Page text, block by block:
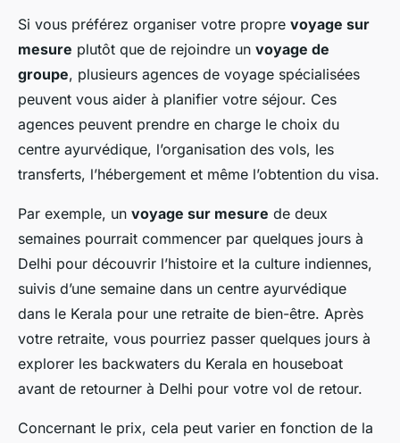
Si vous préférez organiser votre propre voyage sur
mesure plutôt que de rejoindre un voyage de
groupe, plusieurs agences de voyage spécialisées
peuvent vous aider à planifier votre séjour. Ces
agences peuvent prendre en charge le choix du
centre ayurvédique, l’organisation des vols, les
transferts, l’hébergement et même l’obtention du visa.
Par exemple, un voyage sur mesure de deux
semaines pourrait commencer par quelques jours à
Delhi pour découvrir l’histoire et la culture indiennes,
suivis d’une semaine dans un centre ayurvédique
dans le Kerala pour une retraite de bien-être. Après
votre retraite, vous pourriez passer quelques jours à
explorer les backwaters du Kerala en houseboat
avant de retourner à Delhi pour votre vol de retour.
Concernant le prix, cela peut varier en fonction de la